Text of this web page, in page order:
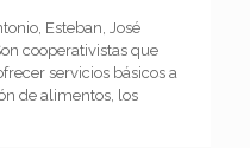
Esteban, José
cooperativistas que
servicios básicos a
de alimentos, los